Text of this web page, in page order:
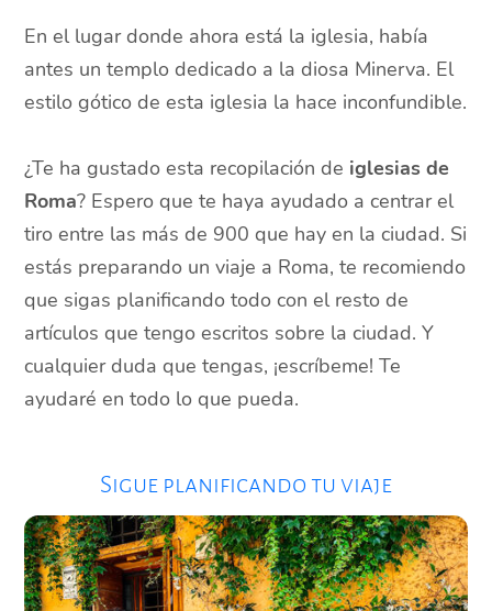
En el lugar donde ahora está la iglesia, había
antes un templo dedicado a la diosa Minerva. El
estilo gótico de esta iglesia la hace inconfundible.
¿Te ha gustado esta recopilación de iglesias de
Roma? Espero que te haya ayudado a centrar el
tiro entre las más de 900 que hay en la ciudad. Si
estás preparando un viaje a Roma, te recomiendo
que sigas planificando todo con el resto de
artículos que tengo escritos sobre la ciudad. Y
cualquier duda que tengas, ¡escríbeme! Te
ayudaré en todo lo que pueda.
Sigue planificando tu viaje